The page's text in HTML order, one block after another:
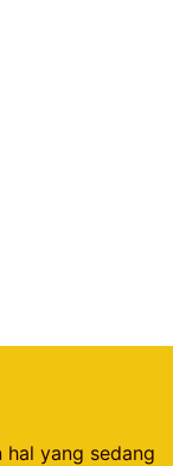
hal yang sedang